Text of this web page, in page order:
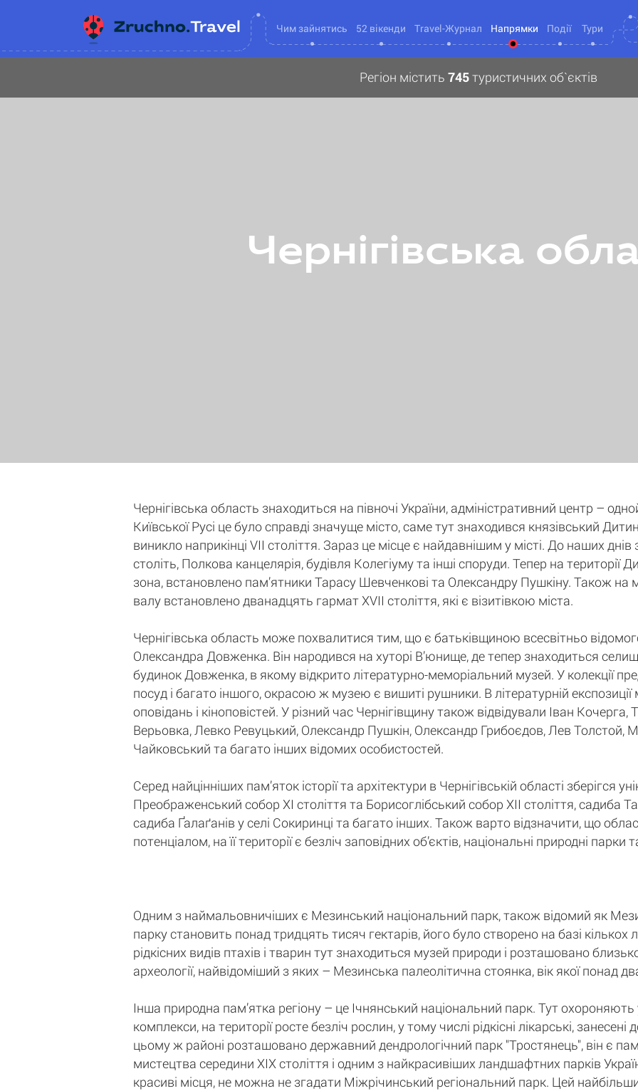
Чим зайнятись 52 вікенди Travel-Журнал Напрямки Події Тури
Регіон містить 745туристичних об`єктів
Чернігівська
Чернігівська область знаходиться на півночі України, адміністративний центр –
Київської Русі це було справді значуще місто, саме тут знаходився князівський
виникло наприкінці VII століття. Зараз це місце є найдавнішим у місті. До наших
століть, Полкова канцелярія, будівля Колегіуму та інші споруди. Тепер на території
зона, встановлено пам’ятники Тарасу Шевченкові та Олександру Пушкіну. Також на
валу встановлено дванадцять гармат XVII століття, які є візитівкою міста.
Чернігівська область може похвалитися тим, що є батьківщиною всесвітньо
Олександра Довженка. Він народився на хуторі В’юнище, де тепер знаходиться
будинок Довженка, в якому відкрито літературно-меморіальний музей. У колекції
посуд і багато іншого, окрасою ж музею є вишиті рушники. В літературній
оповідань і кіноповістей. У різний час Чернігівщину також відвідували Іван
Верьовка, Левко Ревуцький, Олександр Пушкін, Олександр Грибоєдов, Лев Толстой,
Чайковський та багато інших відомих особистостей.
Серед найцінніших пам’яток історії та архітектури в Чернігівській області зберігся
Преображенський собор XI століття та Борисоглібський собор XII століття, садиба
садиба Ґалаґанів у селі Сокиринці та багато інших. Також варто відзначити, що
потенціалом, на її території є безліч заповідних об’єктів, національні природні
Одним з наймальовничіших є Мезинський національний парк, також відомий як
парку становить понад тридцять тисяч гектарів, його було створено на базі
рідкісних видів птахів і тварин тут знаходиться музей природи і розташовано
археології, найвідоміший з яких – Мезинська палеолітична стоянка, вік якої понад
Інша природна пам’ятка регіону – це Ічнянський національний парк. Тут охороняють
комплекси, на території росте безліч рослин, у тому числі рідкісні лікарські,
цьому ж районі розташовано державний дендрологічний парк "Тростянець", він є
мистецтва середини XIX століття і одним з найкрасивіших ландшафтних парків
красиві місця, не можна не згадати Міжрічинський регіональний парк. Цей